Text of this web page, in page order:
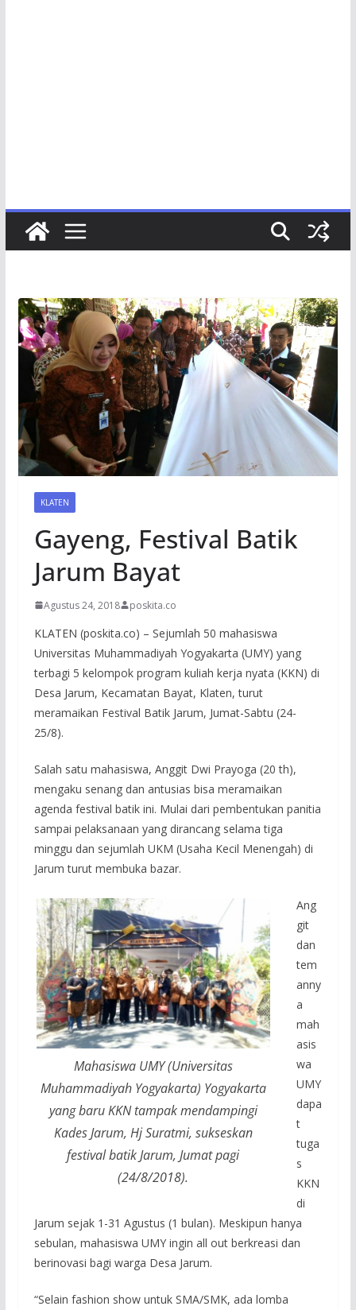
KLATEN
Gayeng, Festival Batik
Jarum Bayat
Agustus 24, 2018 poskita.co
KLATEN (poskita.co) – Sejumlah 50 mahasiswa
Universitas Muhammadiyah Yogyakarta (UMY) yang
terbagi 5 kelompok program kuliah kerja nyata (KKN) di
Desa Jarum, Kecamatan Bayat, Klaten, turut
meramaikan Festival Batik Jarum, Jumat-Sabtu (24-
25/8).
Salah satu mahasiswa, Anggit Dwi Prayoga (20 th),
mengaku senang dan antusias bisa meramaikan
agenda festival batik ini. Mulai dari pembentukan panitia
sampai pelaksanaan yang dirancang selama tiga
minggu dan sejumlah UKM (Usaha Kecil Menengah) di
Jarum turut membuka bazar.
Mahasiswa UMY (Universitas
Muhammadiyah Yogyakarta) Yogyakarta
yang baru KKN tampak mendampingi
Kades Jarum, Hj Suratmi, sukseskan
festival batik Jarum, Jumat pagi
(24/8/2018).
Ang
git
dan
tem
anny
a
mah
asis
wa
UMY
dapa
t
tuga
s
KKN
di
Jarum sejak 1-31 Agustus (1 bulan). Meskipun hanya
sebulan, mahasiswa UMY ingin all out berkreasi dan
berinovasi bagi warga Desa Jarum.
“Selain fashion show untuk SMA/SMK, ada lomba